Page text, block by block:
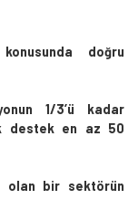
doğru
1/3’ü kadar
destek en az 50
olan bir sektörün